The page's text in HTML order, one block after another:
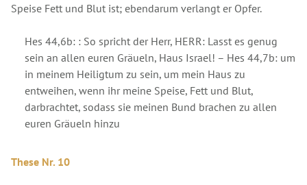
Speise Fett und Blut ist; ebendarum verlangt er Opfer.
Hes 44,6b: : So spricht der Herr, HERR: Lasst es genug
sein an allen euren Gräueln, Haus Israel! – Hes 44,7b: um
in meinem Heiligtum zu sein, um mein Haus zu
entweihen, wenn ihr meine Speise, Fett und Blut,
darbrachtet, sodass sie meinen Bund brachen zu allen
euren Gräueln hinzu
These Nr. 10